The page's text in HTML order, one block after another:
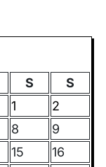
S
S
1
2
8
9
15
16